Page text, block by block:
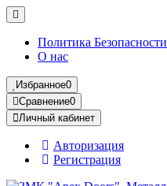
Политика Безопасности
О нас
Избранное0
Сравнение0
Личный кабинет
Авторизация
Регистрация